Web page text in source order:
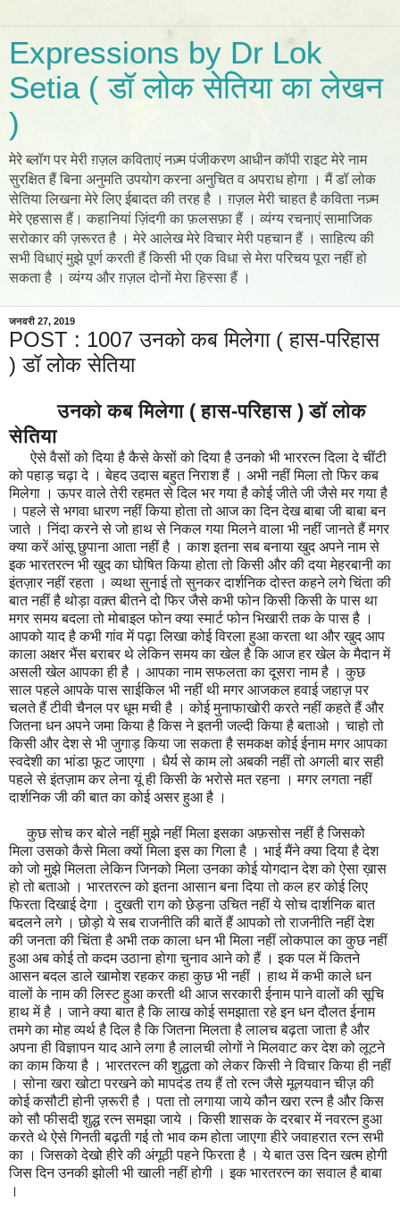
Expressions by Dr Lok
Setia ( डॉ लोक सेतिया का लेखन
)
मेरे ब्लॉग पर मेरी ग़ज़ल कविताएं नज़्म पंजीकरण आधीन कॉपी राइट मेरे नाम
सुरक्षित हैं बिना अनुमति उपयोग करना अनुचित व अपराध होगा । मैं डॉ लोक
सेतिया लिखना मेरे लिए ईबादत की तरह है । ग़ज़ल मेरी चाहत है कविता नज़्म
मेरे एहसास हैं। कहानियां ज़िंदगी का फ़लसफ़ा हैं । व्यंग्य रचनाएं सामाजिक
सरोकार की ज़रूरत है । मेरे आलेख मेरे विचार मेरी पहचान हैं । साहित्य की
सभी विधाएं मुझे पूर्ण करती हैं किसी भी एक विधा से मेरा परिचय पूरा नहीं हो
सकता है । व्यंग्य और ग़ज़ल दोनों मेरा हिस्सा हैं ।
जनवरी 27, 2019
POST : 1007 उनको कब मिलेगा ( हास-परिहास
) डॉ लोक सेतिया
उनको कब मिलेगा ( हास-परिहास ) डॉ लोक
सेतिया
ऐसे वैसों को दिया है कैसे केसों को दिया है उनको भी भाररत्न दिला दे चींटी
को पहाड़ चढ़ा दे । बेहद उदास बहुत निराश हैं । अभी नहीं मिला तो फिर कब
मिलेगा । ऊपर वाले तेरी रहमत से दिल भर गया है कोई जीते जी जैसे मर गया है
। पहले से भगवा धारण नहीं किया होता तो आज का दिन देख बाबा जी बाबा बन
जाते । निंदा करने से जो हाथ से निकल गया मिलने वाला भी नहीं जानते हैं मगर
क्या करें आंसू छुपाना आता नहीं है । काश इतना सब बनाया खुद अपने नाम से
इक भारतरत्न भी खुद का घोषित किया होता तो किसी और की दया मेहरबानी का
इंतज़ार नहीं रहता । व्यथा सुनाई तो सुनकर दार्शनिक दोस्त कहने लगे चिंता की
बात नहीं है थोड़ा वक़्त बीतने दो फिर जैसे कभी फोन किसी किसी के पास था
मगर समय बदला तो मोबाइल फोन क्या स्मार्ट फोन भिखारी तक के पास है ।
आपको याद है कभी गांव में पढ़ा लिखा कोई विरला हुआ करता था और खुद आप
काला अक्षर भैंस बराबर थे लेकिन समय का खेल है कि आज हर खेल के मैदान में
असली खेल आपका ही है । आपका नाम सफलता का दूसरा नाम है । कुछ
साल पहले आपके पास साईकिल भी नहीं थी मगर आजकल हवाई जहाज़ पर
चलते हैं टीवी चैनल पर धूम मची है । कोई मुनाफाखोरी करते नहीं कहते हैं और
जितना धन अपने जमा किया है किस ने इतनी जल्दी किया है बताओ । चाहो तो
किसी और देश से भी जुगाड़ किया जा सकता है समकक्ष कोई ईनाम मगर आपका
स्वदेशी का भांडा फूट जाएगा । धैर्य से काम लो अबकी नहीं तो अगली बार सही
पहले से इंतज़ाम कर लेना यूं ही किसी के भरोसे मत रहना । मगर लगता नहीं
दार्शनिक जी की बात का कोई असर हुआ है ।
कुछ सोच कर बोले नहीं मुझे नहीं मिला इसका अफ़सोस नहीं है जिसको
मिला उसको कैसे मिला क्यों मिला इस का गिला है । भाई मैंने क्या दिया है देश
को जो मुझे मिलता लेकिन जिनको मिला उनका कोई योगदान देश को ऐसा ख़ास
हो तो बताओ । भारतरत्न को इतना आसान बना दिया तो कल हर कोई लिए
फिरता दिखाई देगा । दुखती राग को छेड़ना उचित नहीं ये सोच दार्शनिक बात
बदलने लगे । छोड़ो ये सब राजनीति की बातें हैं आपको तो राजनीति नहीं देश
की जनता की चिंता है अभी तक काला धन भी मिला नहीं लोकपाल का कुछ नहीं
हुआ अब कोई तो कदम उठाना होगा चुनाव आने को हैं । इक पल में कितने
आसन बदल डाले खामोश रहकर कहा कुछ भी नहीं । हाथ में कभी काले धन
वालों के नाम की लिस्ट हुआ करती थी आज सरकारी ईनाम पाने वालों की सूचि
हाथ में है । जाने क्या बात है कि लाख कोई समझाता रहे इन धन दौलत ईनाम
तमगे का मोह व्यर्थ है दिल है कि जितना मिलता है लालच बढ़ता जाता है और
अपना ही विज्ञापन याद आने लगा है लालची लोगों ने मिलवाट कर देश को लूटने
का काम किया है । भारतरत्न की शुद्धता को लेकर किसी ने विचार किया ही नहीं
। सोना खरा खोटा परखने को मापदंड तय हैं तो रत्न जैसे मूलयवान चीज़ की
कोई कसौटी होनी ज़रूरी है । पता तो लगाया जाये कौन खरा रत्न है और किस
को सौ फीसदी शुद्ध रत्न समझा जाये । किसी शासक के दरबार में नवरत्न हुआ
करते थे ऐसे गिनती बढ़ती गई तो भाव कम होता जाएगा हीरे जवाहरात रत्न सभी
का । जिसको देखो हीरे की अंगूठी पहने फिरता है । ये बात उस दिन खत्म होगी
जिस दिन उनकी झोली भी खाली नहीं होगी । इक भारतरत्न का सवाल है बाबा
।